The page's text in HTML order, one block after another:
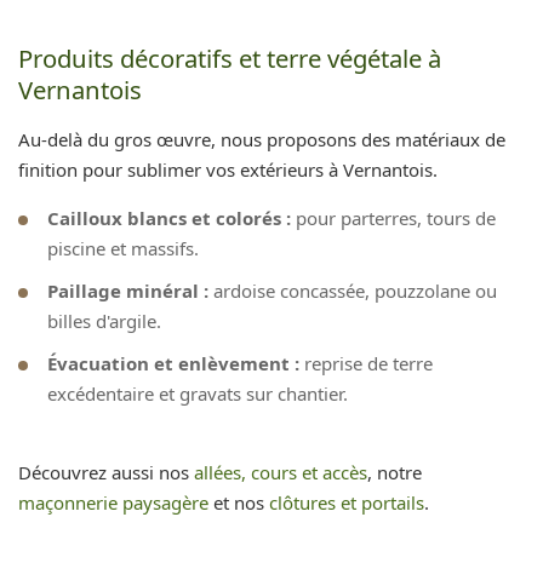
Produits décoratifs et terre végétale à
Vernantois
Au-delà du gros œuvre, nous proposons des matériaux de
finition pour sublimer vos extérieurs à Vernantois.
Cailloux blancs et colorés : pour parterres, tours de
piscine et massifs.
Paillage minéral : ardoise concassée, pouzzolane ou
billes d'argile.
Évacuation et enlèvement : reprise de terre
excédentaire et gravats sur chantier.
Découvrez aussi nos allées, cours et accès, notre
maçonnerie paysagère et nos clôtures et portails.